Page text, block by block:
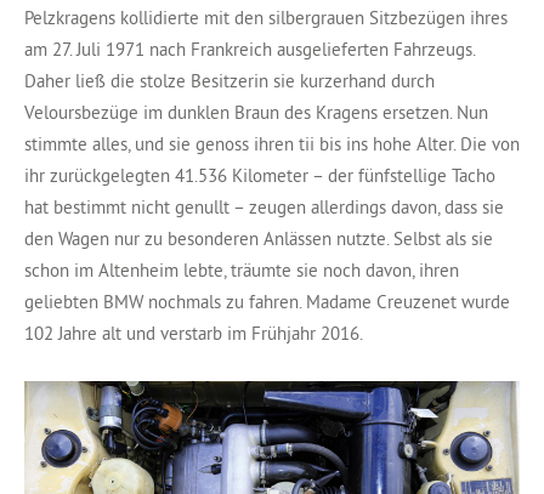
Pelzkragens kollidierte mit den silbergrauen Sitzbezügen ihres
am 27. Juli 1971 nach Frankreich ausgelieferten Fahrzeugs.
Daher ließ die stolze Besitzerin sie kurzerhand durch
Veloursbezüge im dunklen Braun des Kragens ersetzen. Nun
stimmte alles, und sie genoss ihren tii bis ins hohe Alter. Die von
ihr zurückgelegten 41.536 Kilometer – der fünfstellige Tacho
hat bestimmt nicht genullt – zeugen allerdings davon, dass sie
den Wagen nur zu besonderen Anlässen nutzte. Selbst als sie
schon im Altenheim lebte, träumte sie noch davon, ihren
geliebten BMW nochmals zu fahren. Madame Creuzenet wurde
102 Jahre alt und verstarb im Frühjahr 2016.